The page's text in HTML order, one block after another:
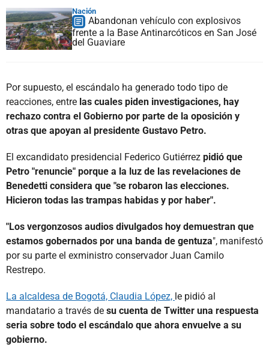
Nación
Abandonan vehículo con explosivos
frente a la Base Antinarcóticos en San José
del Guaviare
Por supuesto, el escándalo ha generado todo tipo de
reacciones, entre las cuales piden investigaciones, hay
rechazo contra el Gobierno por parte de la oposición y
otras que apoyan al presidente Gustavo Petro.
El excandidato presidencial Federico Gutiérrez pidió que
Petro "renuncie" porque a la luz de las revelaciones de
Benedetti considera que "se robaron las elecciones.
Hicieron todas las trampas habidas y por haber".
"Los vergonzosos audios divulgados hoy demuestran que
estamos gobernados por una banda de gentuza", manifestó
por su parte el exministro conservador Juan Camilo
Restrepo.
La alcaldesa de Bogotá, Claudia López, le pidió al
mandatario a través de su cuenta de Twitter una respuesta
seria sobre todo el escándalo que ahora envuelve a su
gobierno.